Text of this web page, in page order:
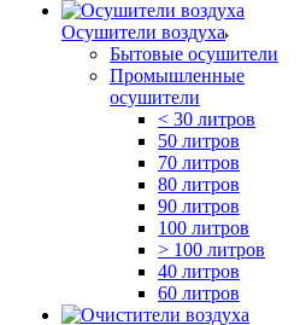
Осушители воздуха
Бытовые осушители
Промышленные
осушители
< 30 литров
50 литров
70 литров
80 литров
90 литров
100 литров
> 100 литров
40 литров
60 литров